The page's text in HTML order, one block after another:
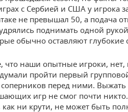
с Сербией и США у игрока
не превышал 50, а подача
поднимать одной
обычно оставляют глубокие
что наши опытные игроки,
пройти первый
соперников перед ними.
игр не смог почти
ни крути, не может быть